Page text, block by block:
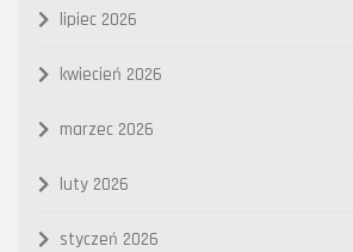
lipiec 2026
kwiecień 2026
marzec 2026
luty 2026
styczeń 2026